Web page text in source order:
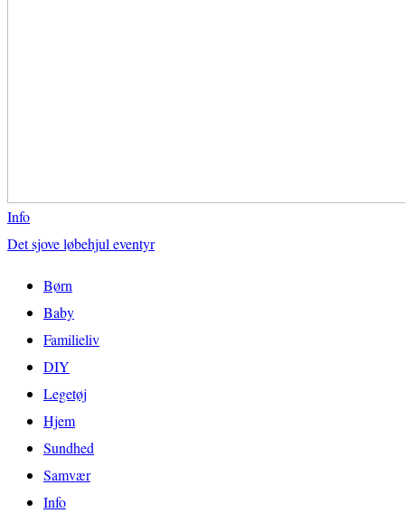
Info
Det sjove løbehjul eventyr
Børn
Baby
Familieliv
DIY
Legetøj
Hjem
Sundhed
Samvær
Info